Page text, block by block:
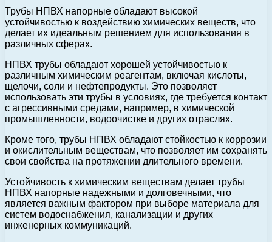
Трубы НПВХ напорные обладают высокой
устойчивостью к воздействию химических веществ, что
делает их идеальным решением для использования в
различных сферах.
НПВХ трубы обладают хорошей устойчивостью к
различным химическим реагентам, включая кислоты,
щелочи, соли и нефтепродукты. Это позволяет
использовать эти трубы в условиях, где требуется контакт
с агрессивными средами, например, в химической
промышленности, водоочистке и других отраслях.
Кроме того, трубы НПВХ обладают стойкостью к коррозии
и окислительным веществам, что позволяет им сохранять
свои свойства на протяжении длительного времени.
Устойчивость к химическим веществам делает трубы
НПВХ напорные надежными и долговечными, что
является важным фактором при выборе материала для
систем водоснабжения, канализации и других
инженерных коммуникаций.